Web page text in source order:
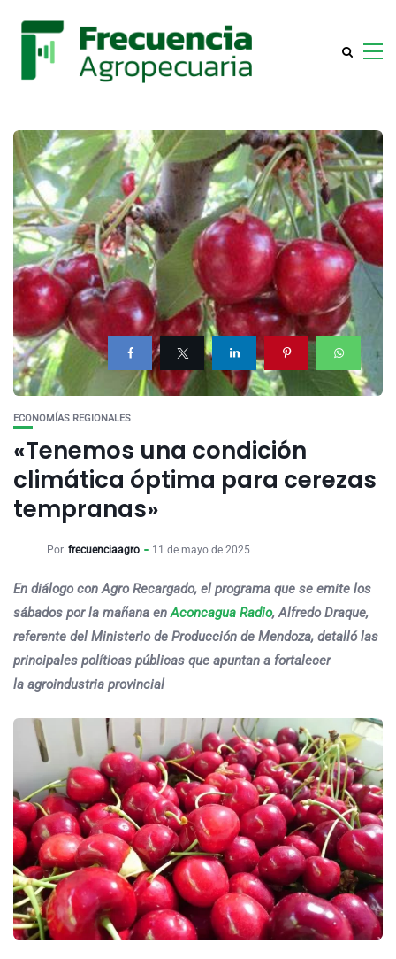
ECONOMÍAS REGIONALES
«Tenemos una condición
climática óptima para cerezas
tempranas»
Por frecuenciaagro 11 de mayo de 2025
En diálogo con Agro Recargado, el programa que se emite los
sábados por la mañana enAconcagua Radio, Alfredo Draque,
referente del Ministerio de Producción de Mendoza, detalló las
principales políticas públicas que apuntan a fortalecer
la agroindustria provincial